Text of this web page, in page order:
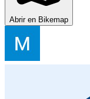
Abrir en Bikemap